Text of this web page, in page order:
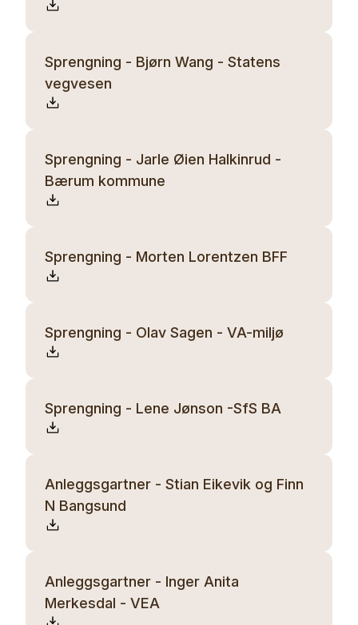
Sprengning - Bjørn Wang - Statens
vegvesen
Sprengning - Jarle Øien Halkinrud -
Bærum kommune
Sprengning - Morten Lorentzen BFF
Sprengning - Olav Sagen - VA-miljø
Sprengning - Lene Jønson -SfS BA
Anleggsgartner - Stian Eikevik og Finn
N Bangsund
Anleggsgartner - Inger Anita
Merkesdal - VEA